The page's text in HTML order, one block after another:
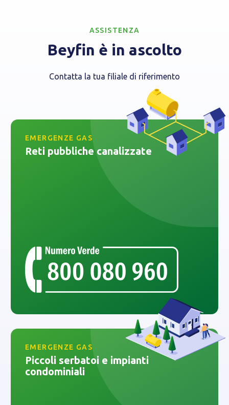
ASSISTENZA
Beyfin è in ascolto
Contatta la tua filiale di riferimento
EMERGENZE GAS
Reti pubbliche canalizzate
EMERGENZE GAS
Piccoli serbatoi e impianti
condominiali